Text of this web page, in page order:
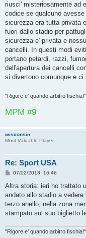
riusci' misteriosamente ad
codice se qualcuno
sicurezza era tutta privata
fuori dallo stadio per
sicurezza e' privata e
cancelli. In questi modi
portano petardi, razzi,
dell'apertura dei cancelli
si divertono comunque e
"Rigore e' quando arbitro fischia!"
MPM #9
wisconsin
Most Valuable Player
Re: Sport USA
M
s
a
g
i
07/02/2018, 16:46
Altra storia: ieri ho trattato
andato allo stadio a
terzo anello, nella zona
stampato sul suo biglietto
"Rigore e' quando arbitro fischia!"